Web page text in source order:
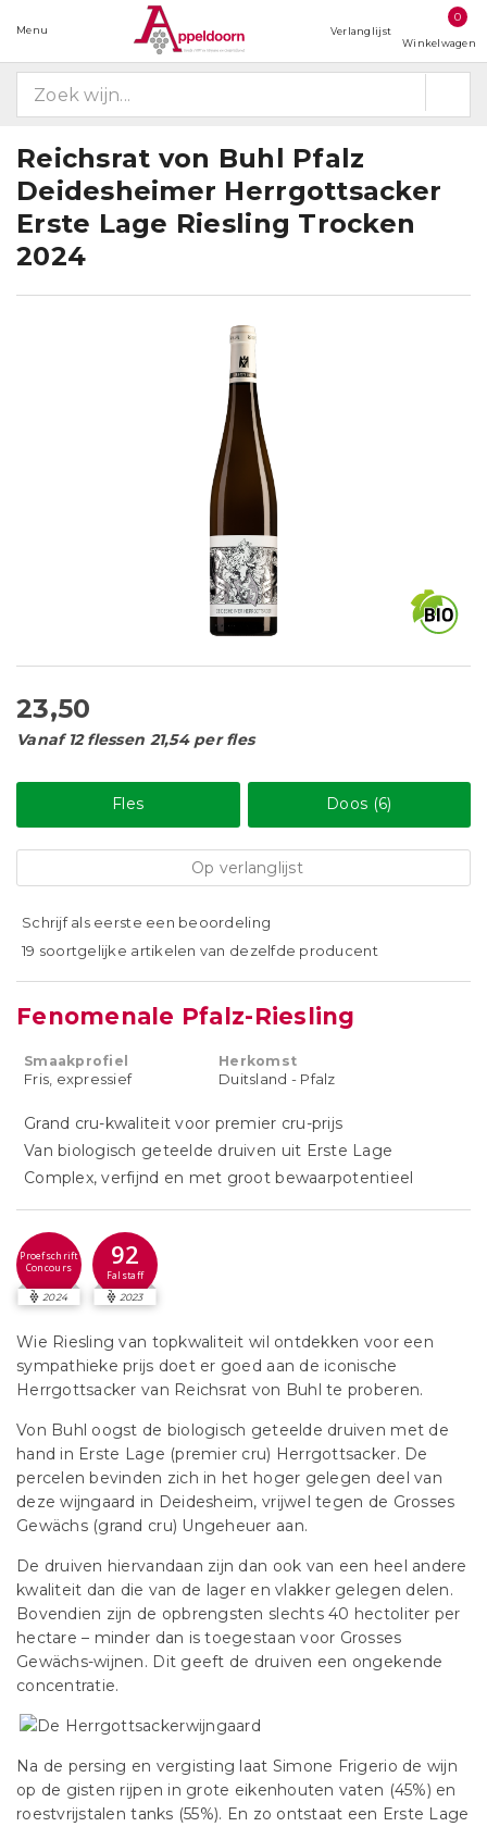
Menu Verlanglijst
0
Winkelwagen
Reichsrat von Buhl Pfalz
Deidesheimer Herrgottsacker
Erste Lage Riesling Trocken
2024
23,50
Vanaf 12 flessen 21,54 per fles
Fles Doos (6)
Op verlanglijst
Schrijf als eerste een beoordeling
19 soortgelijke artikelen van dezelfde producent
Fenomenale Pfalz-Riesling
Smaakprofiel
Fris, expressief
Herkomst
Duitsland - Pfalz
Grand cru-kwaliteit voor premier cru-prijs
Van biologisch geteelde druiven uit Erste Lage
Complex, verfijnd en met groot bewaarpotentieel
Proefschrift
Concours
2024
92
Falstaff
2023
Wie Riesling van topkwaliteit wil ontdekken voor een
sympathieke prijs doet er goed aan de iconische
Herrgottsacker van Reichsrat von Buhl te proberen.
Von Buhl oogst de biologisch geteelde druiven met de
hand in Erste Lage (premier cru) Herrgottsacker. De
percelen bevinden zich in het hoger gelegen deel van
deze wijngaard in Deidesheim, vrijwel tegen de Grosses
Gewächs (grand cru) Ungeheuer aan.
De druiven hiervandaan zijn dan ook van een heel andere
kwaliteit dan die van de lager en vlakker gelegen delen.
Bovendien zijn de opbrengsten slechts 40 hectoliter per
hectare – minder dan is toegestaan voor Grosses
Gewächs-wijnen. Dit geeft de druiven een ongekende
concentratie.
Na de persing en vergisting laat Simone Frigerio de wijn
op de gisten rijpen in grote eikenhouten vaten (45%) en
roestvrijstalen tanks (55%). En zo ontstaat een Erste Lage